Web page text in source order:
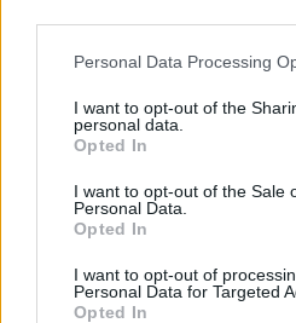
Personal Data Processing
I want to opt-out of the
personal data.
Opted In
I want to opt-out of the Sale
Personal Data.
Opted In
I want to opt-out of
Personal Data for Targeted
Opted In
Leia também:
Skoda revela
do Peaq
Modern Solid
Škoda SUV